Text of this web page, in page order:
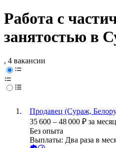
Работа с
занятостью в
, 4 вакансии
Продавец (Сураж,
35 600 – 48 000 ₽ за
Без опыта
Выплаты: Два раза в